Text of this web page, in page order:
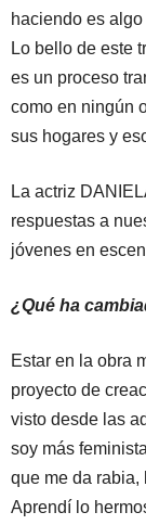
haciendo es
Lo bello de este
es un proceso
como en ningún
sus hogares y
La actriz
respuestas a
jóvenes en
¿Qué ha
Estar en la obra
proyecto de
visto desde las
soy más
que me da rabia,
Aprendí lo